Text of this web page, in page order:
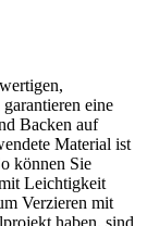
eine
Backen auf
Material ist
können Sie
Leichtigkeit
Verzieren mit
haben, sind